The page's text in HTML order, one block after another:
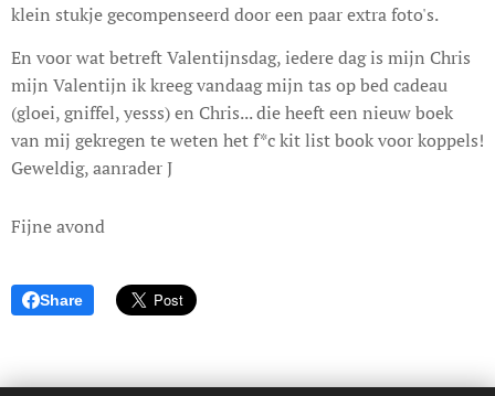
klein stukje gecompenseerd door een paar extra foto's.
En voor wat betreft Valentijnsdag, iedere dag is mijn Chris
mijn Valentijn ik kreeg vandaag mijn tas op bed cadeau
(gloei, gniffel, yesss) en Chris... die heeft een nieuw boek
van mij gekregen te weten het f*c kit list book voor koppels!
Geweldig, aanrader J
Fijne avond
Share